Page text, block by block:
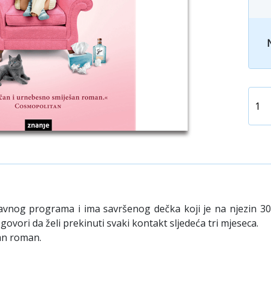
programa i ima savršenog dečka koji je na njezin
da želi prekinuti svaki kontakt sljedeća tri mjeseca.
roman.